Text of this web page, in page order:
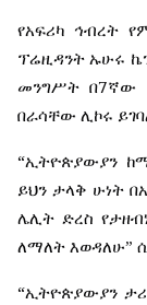
የአፍሪካ ኅብረት
ፕሬዚዳንት ኡሁሩ
መንግሥት በ7ኛው
በራሳቸው ሊኮሩ
“ኢትዮጵያውያን
ይህን ታላቅ ሁነት
ሌሊት ድረስ
ለማለት እወዳለሁ”
“ኢትዮጵያውያን